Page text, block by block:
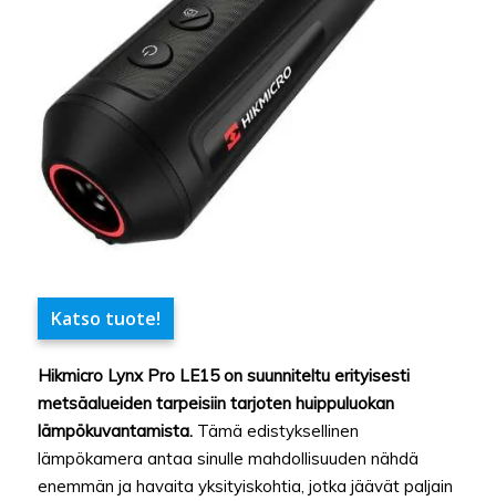
Katso tuote!
Hikmicro Lynx Pro LE15 on suunniteltu erityisesti
metsäalueiden tarpeisiin tarjoten huippuluokan
lämpökuvantamista. Tämä edistyksellinen
lämpökamera antaa sinulle mahdollisuuden nähdä
enemmän ja havaita yksityiskohtia, jotka jäävät paljain